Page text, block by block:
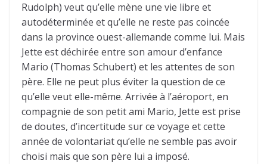
Rudolph) veut qu’elle mène une vie libre et
autodéterminée et qu’elle ne reste pas coincée
dans la province ouest-allemande comme lui. Mais
Jette est déchirée entre son amour d’enfance
Mario (Thomas Schubert) et les attentes de son
père. Elle ne peut plus éviter la question de ce
qu’elle veut elle-même. Arrivée à l’aéroport, en
compagnie de son petit ami Mario, Jette est prise
de doutes, d’incertitude sur ce voyage et cette
année de volontariat qu’elle ne semble pas avoir
choisi mais que son père lui a imposé.